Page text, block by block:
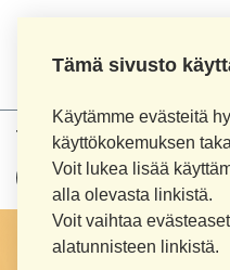
Tämä sivusto
Käytämme evästeitä
käyttökokemuksen
Voit lukea lisää
alla olevasta linkistä.
Voit vaihtaa
alatunnisteen linkistä.
Tuotehaku: